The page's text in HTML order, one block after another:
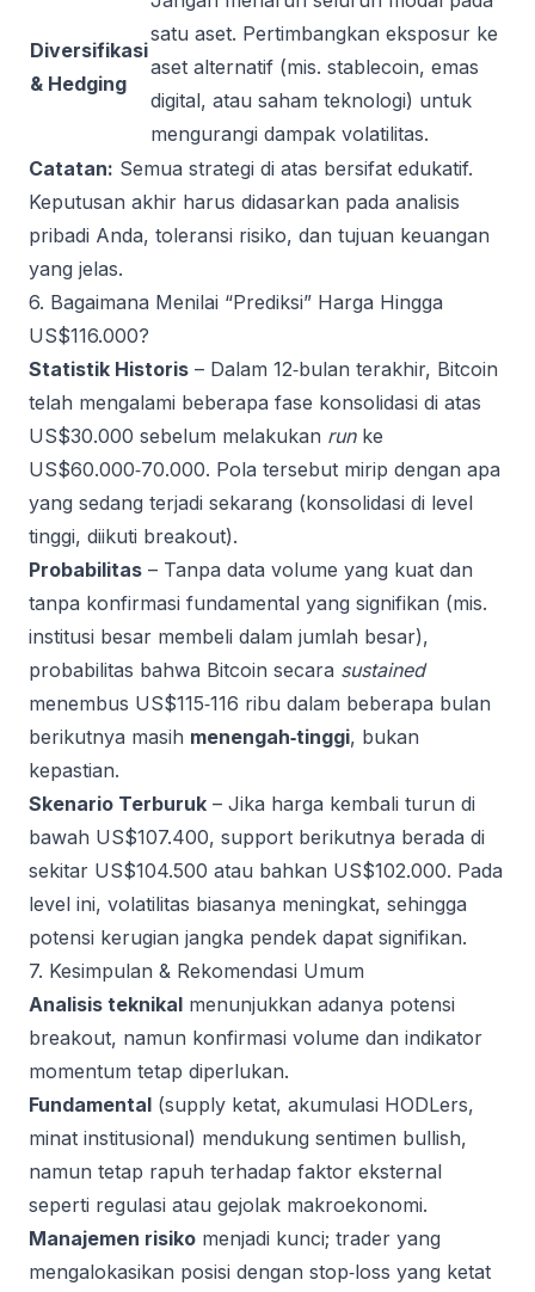
Diversifikasi
& Hedging
satu aset. Pertimbangkan eksposur ke
aset alternatif (mis. stablecoin, emas
digital, atau saham teknologi) untuk
mengurangi dampak volatilitas.
Catatan: Semua strategi di atas bersifat edukatif.
Keputusan akhir harus didasarkan pada analisis
pribadi Anda, toleransi risiko, dan tujuan keuangan
yang jelas.
6. Bagaimana Menilai “Prediksi” Harga Hingga
US$116.000?
Statistik Historis – Dalam 12‑bulan terakhir, Bitcoin
telah mengalami beberapa fase konsolidasi di atas
US$30.000 sebelum melakukan runke
US$60.000‑70.000. Pola tersebut mirip dengan apa
yang sedang terjadi sekarang (konsolidasi di level
tinggi, diikuti breakout).
Probabilitas – Tanpa data volume yang kuat dan
tanpa konfirmasi fundamental yang signifikan (mis.
institusi besar membeli dalam jumlah besar),
probabilitas bahwa Bitcoin secara sustained
menembus US$115‑116 ribu dalam beberapa bulan
berikutnya masih menengah‑tinggi, bukan
kepastian.
Skenario Terburuk – Jika harga kembali turun di
bawah US$107.400, support berikutnya berada di
sekitar US$104.500 atau bahkan US$102.000. Pada
level ini, volatilitas biasanya meningkat, sehingga
potensi kerugian jangka pendek dapat signifikan.
7. Kesimpulan & Rekomendasi Umum
Analisis teknikal menunjukkan adanya potensi
breakout, namun konfirmasi volume dan indikator
momentum tetap diperlukan.
Fundamental (supply ketat, akumulasi HODLers,
minat institusional) mendukung sentimen bullish,
namun tetap rapuh terhadap faktor eksternal
seperti regulasi atau gejolak makroekonomi.
Manajemen risiko menjadi kunci; trader yang
mengalokasikan posisi dengan stop‑loss yang ketat